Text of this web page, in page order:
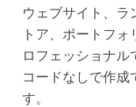
ウェブサイト、ラ
トア、ポートフ
ロフェッショナル
コードなしで作成
す。